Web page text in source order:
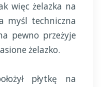
więc żelazka na
myśl techniczna
pewno przeżyje
żelazko.
płytkę na